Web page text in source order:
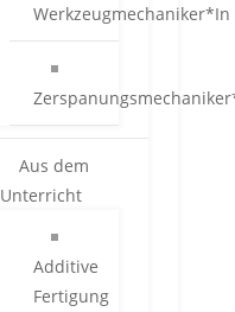
Werkzeugmechaniker*In
Aus dem
Unterricht
Additive
Fertigung